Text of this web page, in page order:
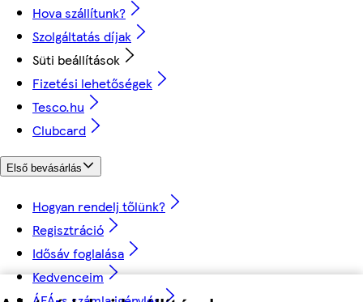
Hova szállítunk?
Szolgáltatás díjak
Süti beállítások
Fizetési lehetőségek
Tesco.hu
Clubcard
Első bevásárlás
Hogyan rendelj tőlünk?
Regisztráció
Idősáv foglalása
Kedvenceim